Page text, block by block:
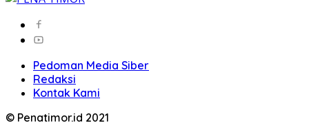
Pedoman Media Siber
Redaksi
Kontak Kami
© Penatimor.id 2021